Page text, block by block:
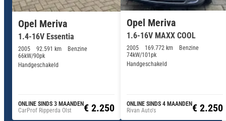
Opel Meriva
1.4-16V Essentia
2005 92.591 km
Benzine
66kW/90pk
Handgeschakeld
ONLINE SINDS 3 MAANDEN
CarProf Ripperda Olst
€ 2.250
Opel Meriva
1.6-16V MAXX COOL
2005 169.772 km
Benzine
74kW/101pk
Handgeschakeld
ONLINE SINDS 4 MAANDEN
Rivan Auto's
€ 2.250